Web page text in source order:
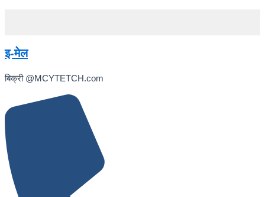
इ-मेल
बिक्री @MCYTETCH.com